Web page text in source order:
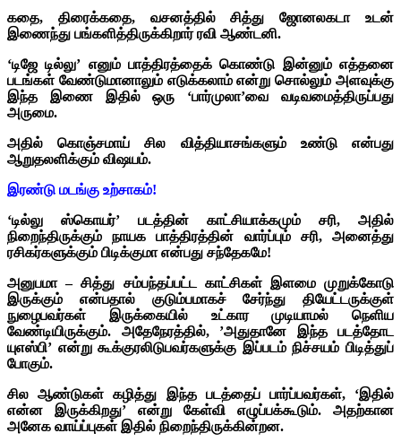
கதை, திரைக்கதை, வசனத்தில் சித்து ஜோனலகடா உடன்
இணைந்து பங்களித்திருக்கிறார் ரவி ஆண்டனி.
‘டிஜே டில்லு’ எனும் பாத்திரத்தைக் கொண்டு இன்னும் எத்தனை
படங்கள் வேண்டுமானாலும் எடுக்கலாம் என்று சொல்லும் அளவுக்கு
இந்த இணை இதில் ஒரு ‘பார்முலா’வை வடிவமைத்திருப்பது
அருமை.
அதில் கொஞ்சமாய் சில வித்தியாசங்களும் உண்டு என்பது
ஆறுதலளிக்கும் விஷயம்.
இரண்டு மடங்கு உற்சாகம்!
‘டில்லு ஸ்கொயர்’ படத்தின் காட்சியாக்கமும் சரி, அதில்
நிறைந்திருக்கும் நாயக பாத்திரத்தின் வார்ப்பும் சரி, அனைத்து
ரசிகர்களுக்கும் பிடிக்குமா என்பது சந்தேகமே!
அனுபமா – சித்து சம்பந்தப்பட்ட காட்சிகள் இளமை முறுக்கோடு
இருக்கும் என்பதால் குடும்பமாகச் சேர்ந்து தியேட்டருக்குள்
நுழைபவர்கள் இருக்கையில் உட்கார முடியாமல் நெளிய
வேண்டியிருக்கும். அதேநேரத்தில், ’அதுதானே இந்த படத்தோட
யுஎஸ்பி’ என்று கூக்குரலிடுபவர்களுக்கு இப்படம் நிச்சயம் பிடித்துப்
போகும்.
சில ஆண்டுகள் கழித்து இந்த படத்தைப் பார்ப்பவர்கள், ‘இதில்
என்ன இருக்கிறது’ என்று கேள்வி எழுப்பக்கூடும். அதற்கான
அனேக வாய்ப்புகள் இதில் நிறைந்திருக்கின்றன.